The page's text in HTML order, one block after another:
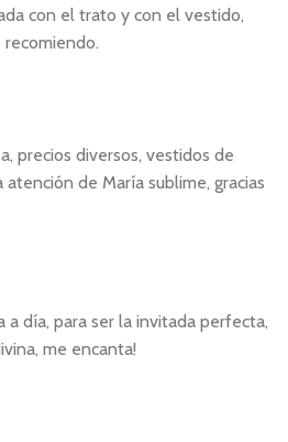
con el trato y con el vestido,
precios diversos, vestidos de
de María sublime, gracias
a día, para ser la invitada perfecta,
me encanta!